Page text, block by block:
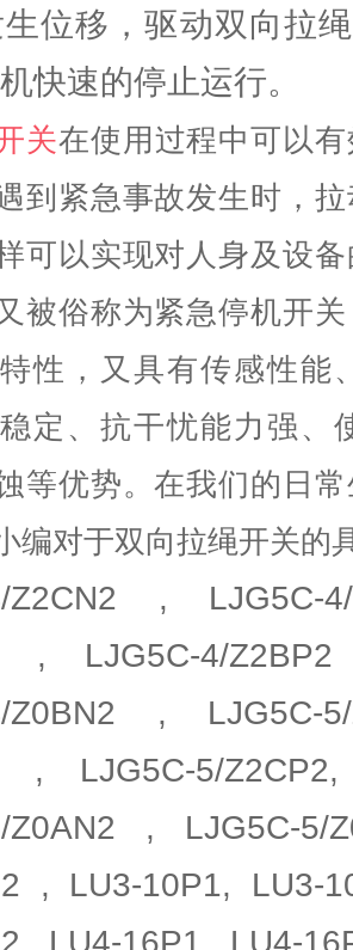
位移，驱动双向拉
快速的停止运行。
关在使用过程中可以
到紧急事故发生时，
可以实现对人身及设
被俗称为紧急停机开
性，又具有传感性能
定、抗干忧能力强、
等优势。在我们的日
编对于双向拉绳开关的
Z2CN2 , LJG5C-
, LJG5C-4/
Z0BN2 , LJG5C-
, LJG5C-5/
Z0AN2 , LJG5C-5/
, LU3-10P1,
LU4-16P1, LU4-